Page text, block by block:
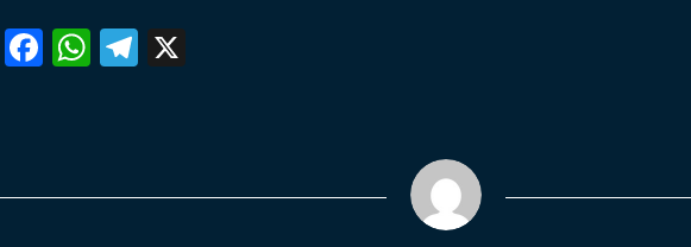
Fa W
pp
Te
m